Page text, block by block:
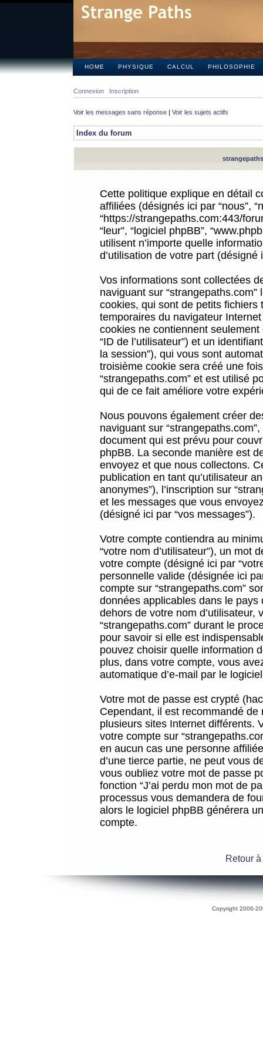
HOME PHYSIQUE CALCUL PHILOSOPHIE
Connexion Inscription
Voir les messages sans réponse | Voir les sujets actifs
Index du forum
Cette politique explique en détail
affiliées (désignés ici par “nous”,
“https://strangepaths.com:443/
“leur”, “logiciel phpBB”,
utilisent n’importe quelle
d’utilisation de votre part (désigné
Vos informations sont collectées
naviguant sur
cookies, qui sont de petits
temporaires du navigateur
cookies ne contiennent
“ID de l’utilisateur”) et un
la session”), qui vous sont
troisième cookie sera créé une
“strangepaths.com” et est utilisé
qui de ce fait améliore votre
Nous pouvons également créer
naviguant sur
document qui est prévu pour
phpBB. La seconde manière est
envoyez et que nous collectons.
publication en tant qu’utilisateur
anonymes”), l’inscription sur
et les messages que vous
(désigné ici par “vos messages”).
Votre compte contiendra au
“votre nom d’utilisateur”), un mot
votre compte (désigné ici par
personnelle valide (désignée ici
compte sur “strangepaths.com”
données applicables dans le
dehors de votre nom
“strangepaths.com” durant le
pour savoir si elle est
pouvez choisir quelle information
plus, dans votre compte, vous
automatique d’e-mail par le
Votre mot de passe est crypté
Cependant, il est recommandé
plusieurs sites Internet différents.
votre compte sur
en aucun cas une personne
d’une tierce partie, ne peut vous
vous oubliez votre mot de passe
fonction “J’ai perdu mon mot de
processus vous demandera de
alors le logiciel phpBB générera
compte.
Retour
Copyright 2006-